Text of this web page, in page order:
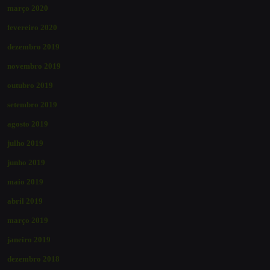
março 2020
fevereiro 2020
dezembro 2019
novembro 2019
outubro 2019
setembro 2019
agosto 2019
julho 2019
junho 2019
maio 2019
abril 2019
março 2019
janeiro 2019
dezembro 2018